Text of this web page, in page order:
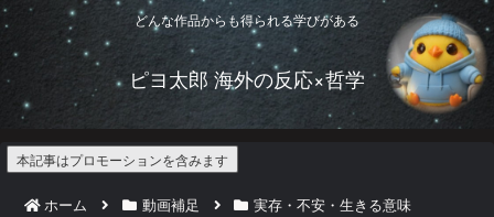
どんな作品からも得られる学びがある
ピヨ太郎 海外の反応×哲学
本記事はプロモーションを含みます
ホーム 動画補足 実存・不安・生きる意味